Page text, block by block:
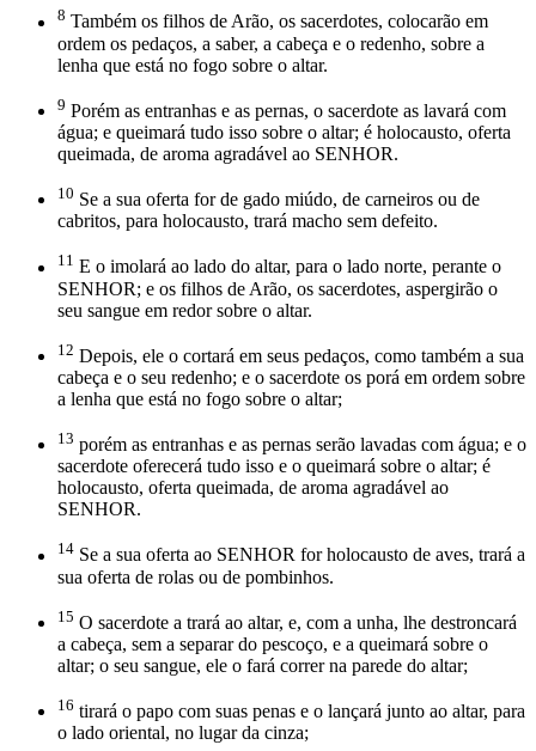
8 Também os filhos de Arão, os sacerdotes, colocarão em
ordem os pedaços, a saber, a cabeça e o redenho, sobre a
lenha que está no fogo sobre o altar.
9 Porém as entranhas e as pernas, o sacerdote as lavará com
água; e queimará tudo isso sobre o altar; é holocausto, oferta
queimada, de aroma agradável ao SENHOR.
10 Se a sua oferta for de gado miúdo, de carneiros ou de
cabritos, para holocausto, trará macho sem defeito.
11 E o imolará ao lado do altar, para o lado norte, perante o
SENHOR; e os filhos de Arão, os sacerdotes, aspergirão o
seu sangue em redor sobre o altar.
12 Depois, ele o cortará em seus pedaços, como também a sua
cabeça e o seu redenho; e o sacerdote os porá em ordem sobre
a lenha que está no fogo sobre o altar;
13 porém as entranhas e as pernas serão lavadas com água; e o
sacerdote oferecerá tudo isso e o queimará sobre o altar; é
holocausto, oferta queimada, de aroma agradável ao
SENHOR.
14 Se a sua oferta ao SENHOR for holocausto de aves, trará a
sua oferta de rolas ou de pombinhos.
15 O sacerdote a trará ao altar, e, com a unha, lhe destroncará
a cabeça, sem a separar do pescoço, e a queimará sobre o
altar; o seu sangue, ele o fará correr na parede do altar;
16 tirará o papo com suas penas e o lançará junto ao altar, para
o lado oriental, no lugar da cinza;